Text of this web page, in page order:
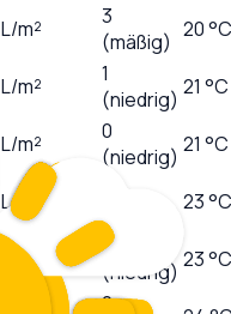
L/m²
3
(mäßig) 20 °C
L/m²
1
(niedrig) 21 °C
L/m²
0
(niedrig) 21 °C
L/m²
(niedrig)
23 °C
L/m²
0
(niedrig) 23 °C
0